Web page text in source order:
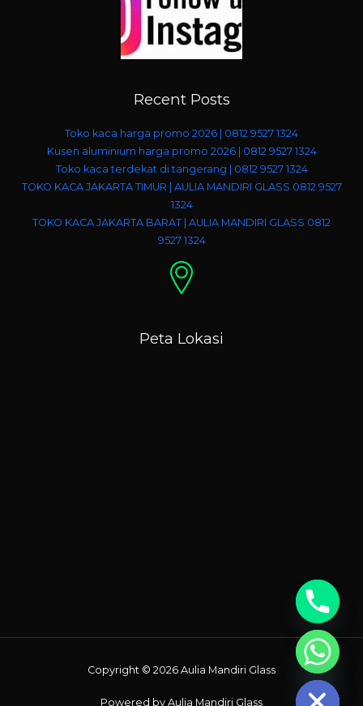
Recent Posts
Toko kaca harga promo 2026 | 0812 9527 1324
Kusen aluminium harga promo 2026 | 0812 9527 1324
Toko kaca terdekat di tangerang | 0812 9527 1324
TOKO KACA JAKARTA TIMUR | AULIA MANDIRI GLASS 0812 9527
1324
TOKO KACA JAKARTA BARAT | AULIA MANDIRI GLASS 0812
9527 1324
Peta Lokasi
Copyright © 2026 Aulia Mandiri Glass
Powered by Aulia Mandiri Glass
Hide
Chaty